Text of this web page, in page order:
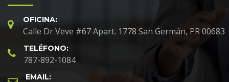
OFICINA:
Calle Dr Veve #67 Apart. 1778 San Germán, PR 00683
TELÉFONO:
787-892-1084
EMAIL: